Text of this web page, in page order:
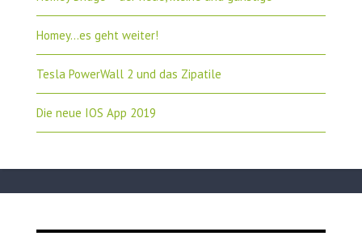
Homey…es geht weiter!
Tesla PowerWall 2 und das Zipatile
Die neue IOS App 2019